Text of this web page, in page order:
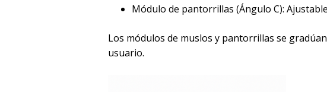
Módulo de pantorrillas (Ángulo C): Ajustable
Los módulos de muslos y pantorrillas se
usuario.